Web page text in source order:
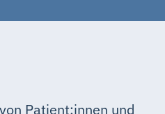
Patient:innen und